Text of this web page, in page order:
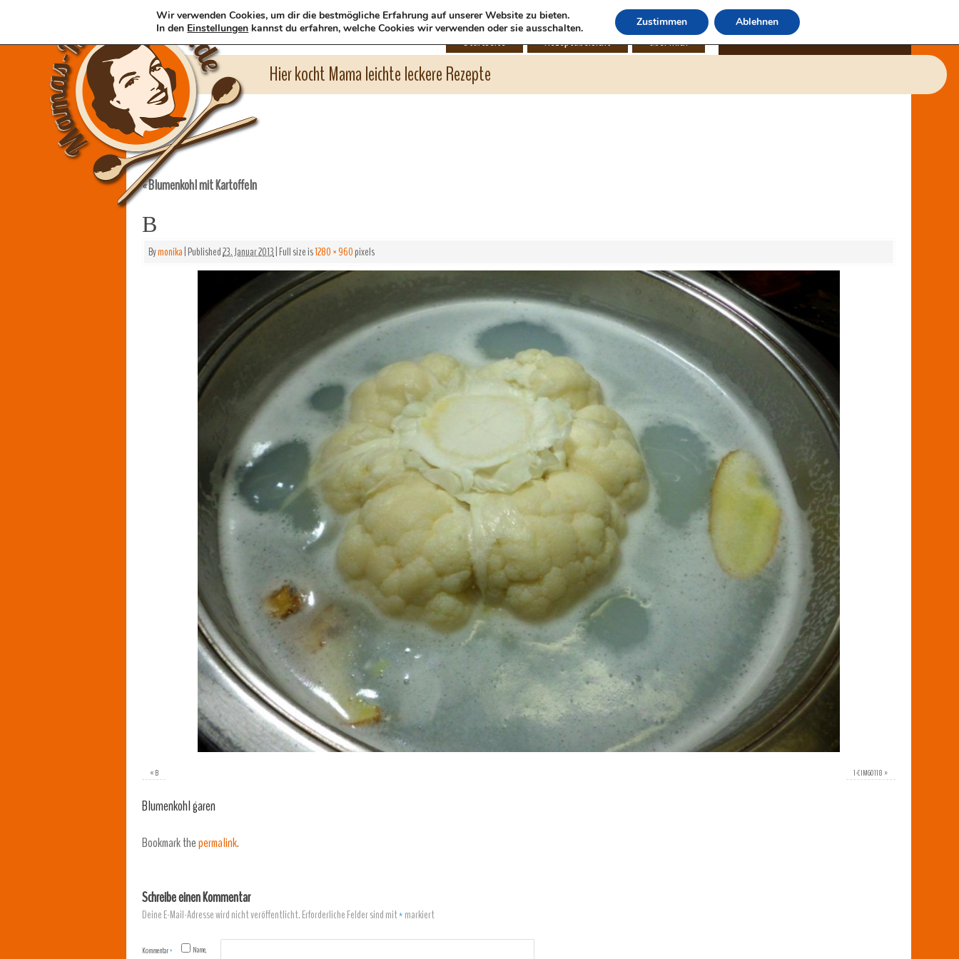
Hier kocht Mama leichte leckere Rezepte
Startseite Rezeptübersicht über mich
«Blumenkohl mit Kartoffeln
B
Bymonika|Published23. Januar 2013|Full size is1280 × 960pixels
«B 1-CIMG0118 »
Blumenkohl garen
Bookmark thepermalink.
Schreibe einen Kommentar
Deine E-Mail-Adresse wird nicht veröffentlicht.Erforderliche Felder sind mit*markiert
Kommentar* Name,
Wir verwenden Cookies, um dir die bestmögliche Erfahrung auf unserer Website zu bieten.
In den Einstellungen kannst du erfahren, welche Cookies wir verwenden oder sie ausschalten. Zustimmen Ablehnen